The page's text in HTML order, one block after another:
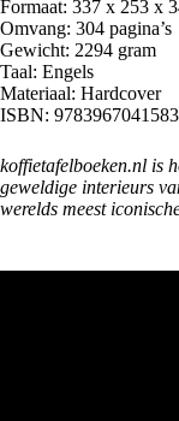
Formaat: 337 x 253 x
Omvang: 304 pagina’s
Gewicht: 2294 gram
Taal: Engels
Materiaal: Hardcover
ISBN: 9783967041583
koffietafelboeken.nl is
geweldige interieurs
werelds meest